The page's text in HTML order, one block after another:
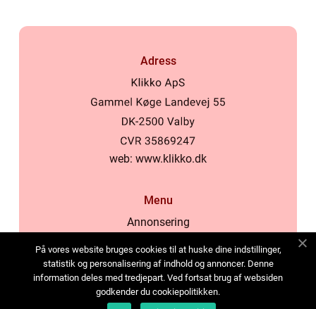
Adress
web: www.klikko.dk
Menu
Annonsering
Cookies
Kontakta oss
Sitemap
På vores website bruges cookies til at huske dine indstillinger,
statistik og personalisering af indhold og annoncer. Denne
information deles med tredjepart. Ved fortsat brug af websiden
godkender du cookiepolitikken.